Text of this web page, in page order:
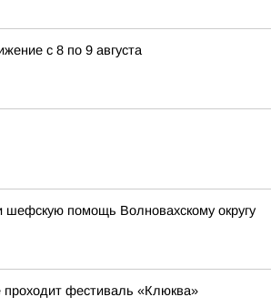
с 8 по 9 августа
помощь Волновахскому округу
проходит фестиваль «Клюква»